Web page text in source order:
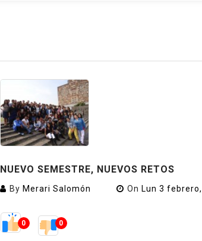
NUEVO SEMESTRE, NUEVOS RETOS
By Merari Salomón On Lun 3
0 0